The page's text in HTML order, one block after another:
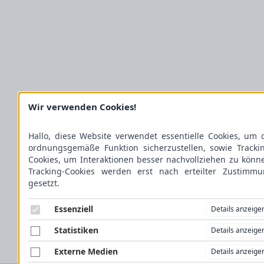
Wir verwenden Cookies!
Hallo, diese Website verwendet essentielle Cookies, um
ordnungsgemäße Funktion sicherzustellen, sowie
Cookies, um Interaktionen besser nachvollziehen zu
Tracking-Cookies werden erst nach erteilter
gesetzt.
Essenziell Details
Statistiken Details
Externe Medien Details